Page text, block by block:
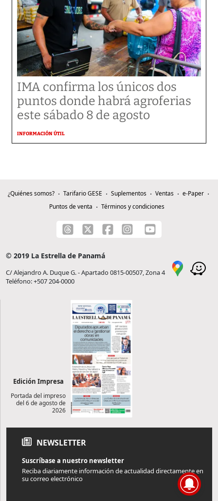
IMA confirma los únicos dos
puntos donde habrá agroferias
este sábado 8 de agosto
INFORMACIÓN ÚTIL
¿Quiénes somos? Tarifario GESE Suplementos Ventas
e-Paper
Puntos de venta
Términos y condiciones
© 2019 La Estrella de Panamá
C/ Alejandro A. Duque G. - Apartado 0815-00507, Zona 4
Teléfono: +507 204-0000
Edición Impresa
Portada del impreso
del 6 de agosto de
2026
NEWSLETTER
Suscríbase a nuestro newsletter
Reciba diariamente información de actualidad directamente en
su correo electrónico